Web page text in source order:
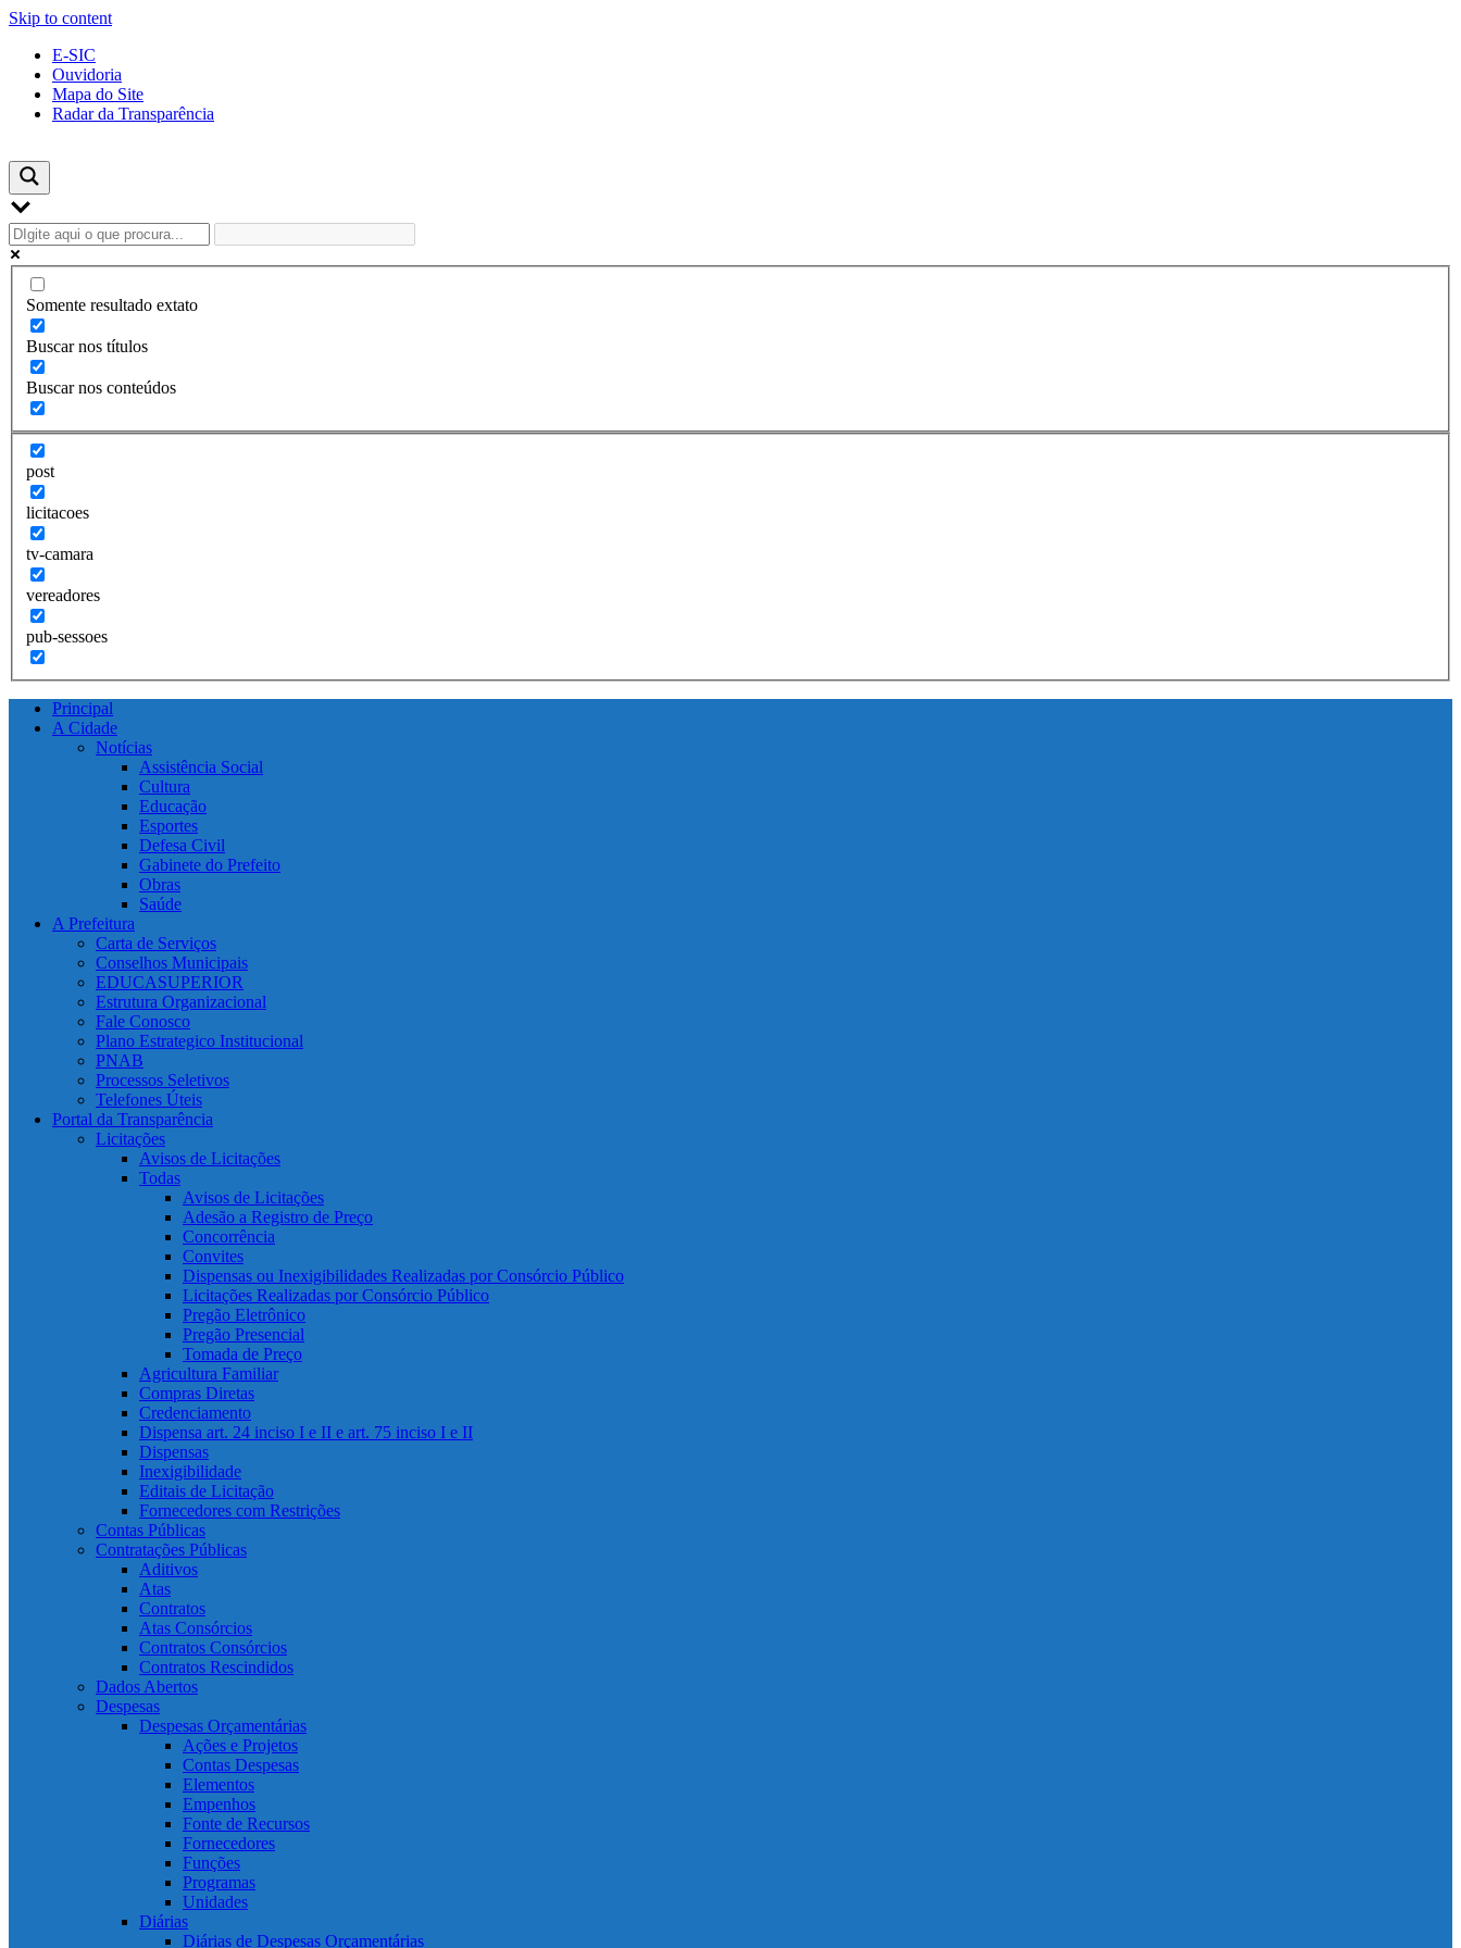
Skip to content
E-SIC
Ouvidoria
Mapa do Site
Radar da Transparência
Somente resultado extato
Buscar nos títulos
Buscar nos conteúdos
post
licitacoes
tv-camara
vereadores
pub-sessoes
Principal
A Cidade
Notícias
Assistência Social
Cultura
Educação
Esportes
Defesa Civil
Gabinete do Prefeito
Obras
Saúde
A Prefeitura
Carta de Serviços
Conselhos Municipais
EDUCASUPERIOR
Estrutura Organizacional
Fale Conosco
Plano Estrategico Institucional
PNAB
Processos Seletivos
Telefones Úteis
Portal da Transparência
Licitações
Avisos de Licitações
Todas
Avisos de Licitações
Adesão a Registro de Preço
Concorrência
Convites
Dispensas ou Inexigibilidades Realizadas por Consórcio Público
Licitações Realizadas por Consórcio Público
Pregão Eletrônico
Pregão Presencial
Tomada de Preço
Agricultura Familiar
Compras Diretas
Credenciamento
Dispensa art. 24 inciso I e II e art. 75 inciso I e II
Dispensas
Inexigibilidade
Editais de Licitação
Fornecedores com Restrições
Contas Públicas
Contratações Públicas
Aditivos
Atas
Contratos
Atas Consórcios
Contratos Consórcios
Contratos Rescindidos
Dados Abertos
Despesas
Despesas Orçamentárias
Ações e Projetos
Contas Despesas
Elementos
Empenhos
Fonte de Recursos
Fornecedores
Funções
Programas
Unidades
Diárias
Diárias de Despesas Orçamentárias